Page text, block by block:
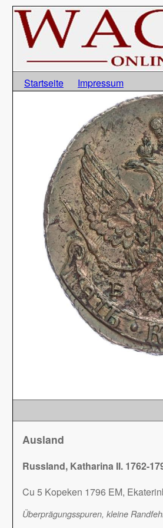
Startseite Impressum
Ausland
Russland, Katharina II. 1762-
Cu 5 Kopeken 1796 EM,
Überprägungsspuren, kleine